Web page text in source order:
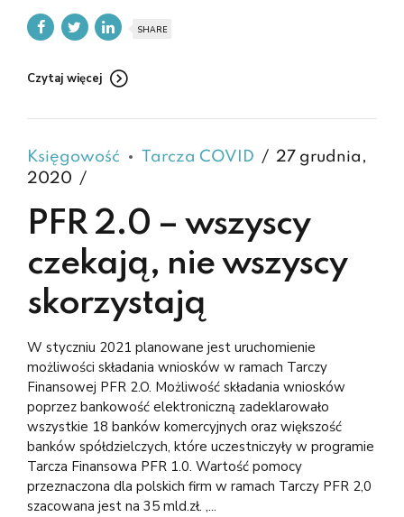
SHARE
Czytaj więcej
Księgowość Tarcza COVID
27 grudnia,
2020
PFR 2.0 – wszyscy
czekają, nie wszyscy
skorzystają
W styczniu 2021 planowane jest uruchomienie
możliwości składania wniosków w ramach Tarczy
Finansowej PFR 2.O. Możliwość składania wniosków
poprzez bankowość elektroniczną zadeklarowało
wszystkie 18 banków komercyjnych oraz większość
banków spółdzielczych, które uczestniczyły w programie
Tarcza Finansowa PFR 1.0. Wartość pomocy
przeznaczona dla polskich firm w ramach Tarczy PFR 2,0
szacowana jest na 35 mld.zł. ,...